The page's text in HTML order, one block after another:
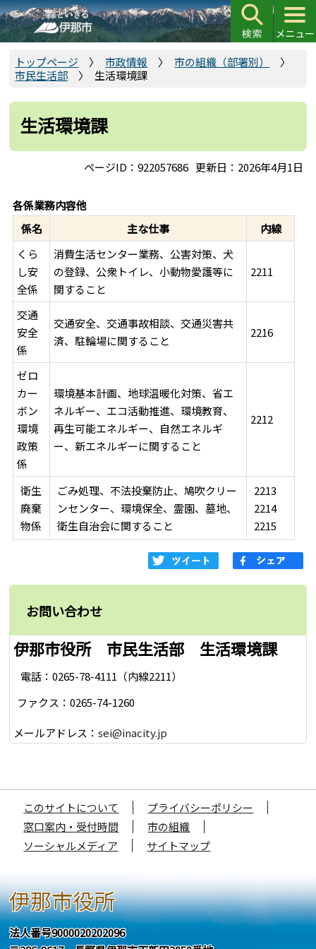
こ
の
ペ
で
トップページ 市政情報
市の組織（部署別）
市民生活部
生活環境課
生活環境課
ページID：922057686 更新日：2026年4月1日
各係業務内容他
係名
主な仕事
内線
くら
し安
全係
消費生活センター業務、公害対策、犬
の登録、公衆トイレ、小動物愛護等に
関すること
2211
交通
安全
係
交通安全、交通事故相談、交通災害共
済、駐輪場に関すること
2216
ゼロ
カー
ボン
環境
政策
係
環境基本計画、地球温暖化対策、省エ
ネルギー、エコ活動推進、環境教育、
再生可能エネルギー、自然エネルギ
ー、新エネルギーに関すること
2212
衛生
廃棄
物係
ごみ処理、不法投棄防止、鳩吹クリー
ンセンター、環境保全、霊園、墓地、
衛生自治会に関すること
2213
2214
2215
お問い合わせ
伊那市役所 市民生活部 生活環境課
電話：0265-78-4111（内線2211）
ファクス：0265-74-1260
メールアドレス：sei@inacity.jp
このサイトについて
プライバシーポリシー
窓口案内・受付時間
市の組織
ソーシャルメディア
サイトマップ
伊那市役所
法人番号9000020202096